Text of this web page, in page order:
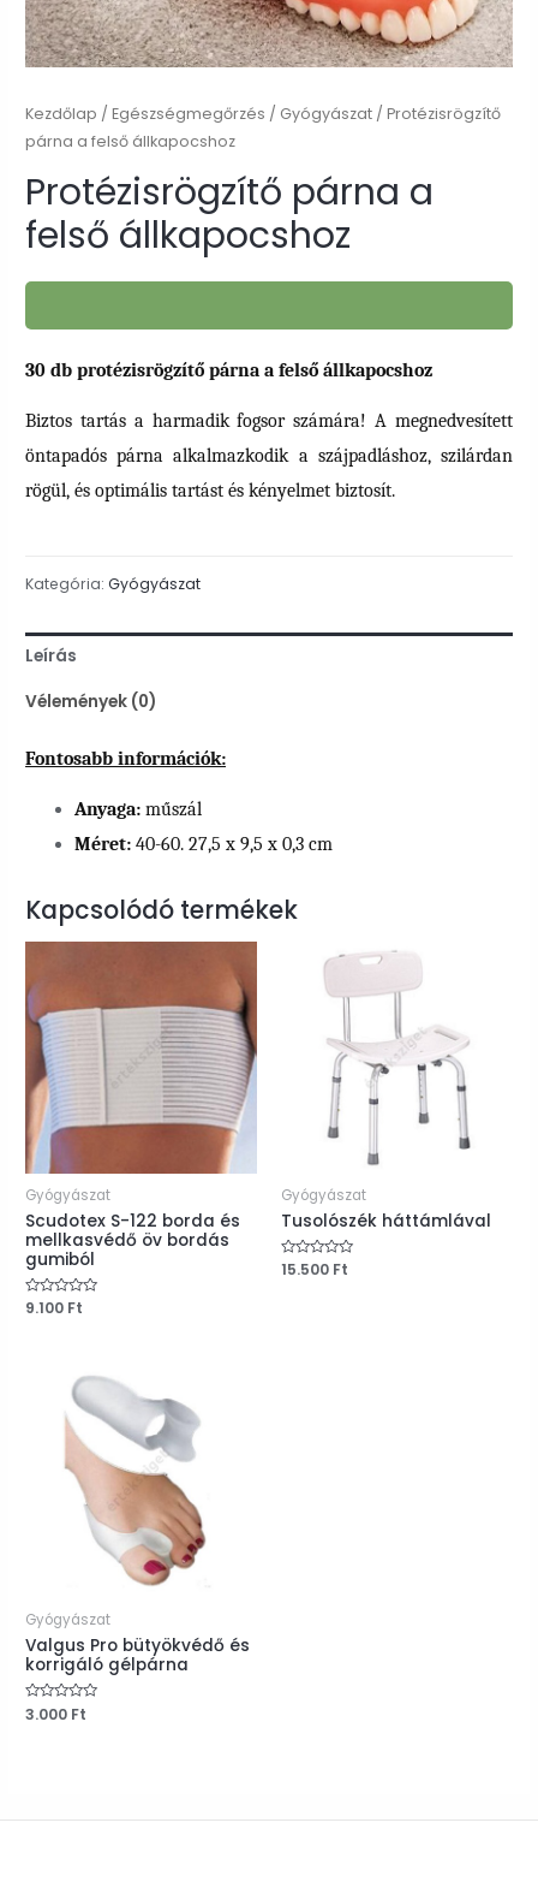
Kezdőlap /Egészségmegőrzés / Gyógyászat / Protézisrögzítő
párna a felső állkapocshoz
Protézisrögzítő párna a
felső állkapocshoz
30 db protézisrögzítő párna a felső állkapocshoz
Biztos tartás a harmadik fogsor számára! A megnedvesített
öntapadós párna alkalmazkodik a szájpadláshoz, szilárdan
rögül, és optimális tartást és kényelmet biztosít.
Kategória:Gyógyászat
Leírás
Vélemények (0)
Fontosabb információk:
Anyaga: műszál
Méret: 40-60. 27,5 x 9,5 x 0,3 cm
Kapcsolódó termékek
Gyógyászat
Scudotex S-122 borda és
mellkasvédő öv bordás
gumiból
Értékelés:
9.100 Ft
Gyógyászat
Tusolószék háttámlával
Értékelés:
15.500 Ft
Gyógyászat
Valgus Pro bütyökvédő és
korrigáló gélpárna
Értékelés:
0
3.000 Ft